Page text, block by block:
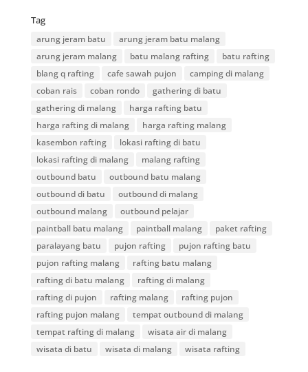
Tag
arung jeram batu
arung jeram batu malang
arung jeram malang
batu malang rafting
batu rafting
blang q rafting
cafe sawah pujon
camping di malang
coban rais
coban rondo
gathering di batu
gathering di malang
harga rafting batu
harga rafting di malang
harga rafting malang
kasembon rafting
lokasi rafting di batu
lokasi rafting di malang
malang rafting
outbound batu
outbound batu malang
outbound di batu
outbound di malang
outbound malang
outbound pelajar
paintball batu malang
paintball malang
paket rafting
paralayang batu
pujon rafting
pujon rafting batu
pujon rafting malang
rafting batu malang
rafting di batu malang
rafting di malang
rafting di pujon
rafting malang
rafting pujon
rafting pujon malang
tempat outbound di malang
tempat rafting di malang
wisata air di malang
wisata di batu
wisata di malang wisata rafting